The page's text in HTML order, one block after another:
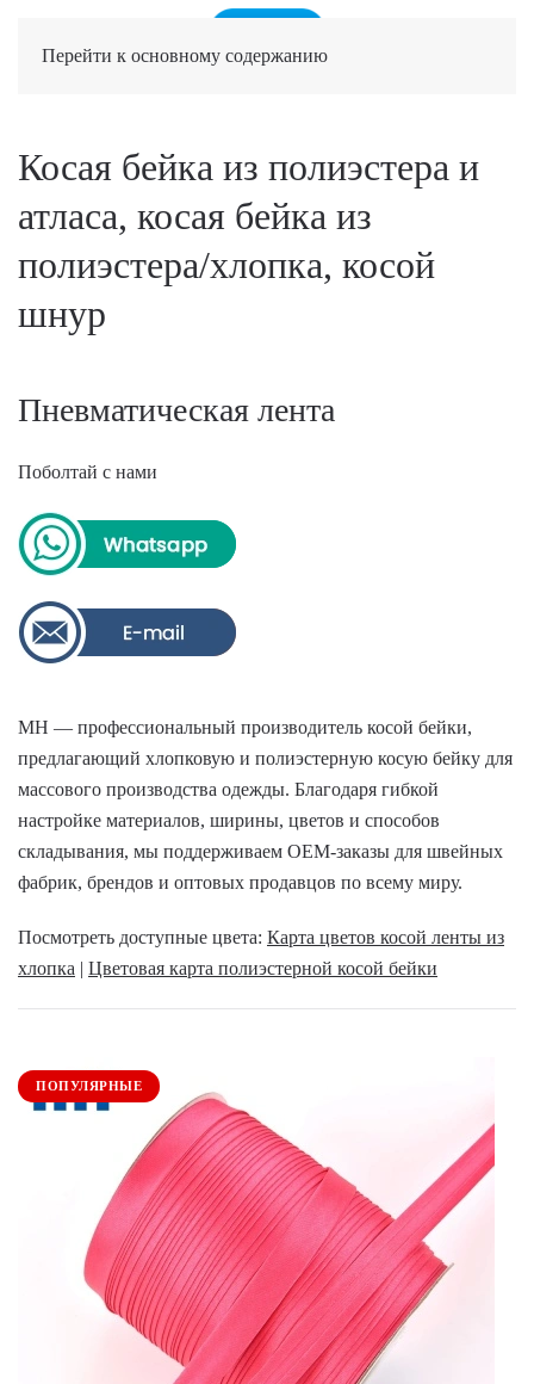
Перейти к основному содержанию
Косая бейка из полиэстера и
атласа, косая бейка из
полиэстера/хлопка, косой
шнур
Пневматическая лента
Поболтай с нами
MH — профессиональный производитель косой бейки,
предлагающий хлопковую и полиэстерную косую бейку для
массового производства одежды. Благодаря гибкой
настройке материалов, ширины, цветов и способов
складывания, мы поддерживаем OEM-заказы для швейных
фабрик, брендов и оптовых продавцов по всему миру.
Посмотреть доступные цвета: Карта цветов косой ленты из
хлопка | Цветовая карта полиэстерной косой бейки
ПОПУЛЯРНЫЕ